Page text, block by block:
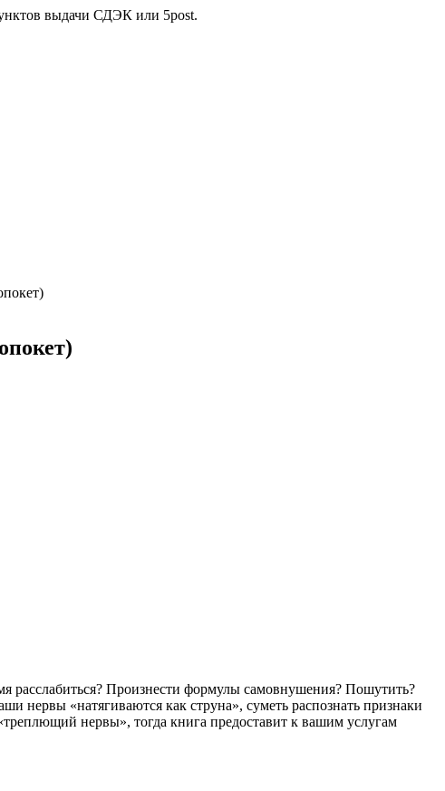
выдачи СДЭК или 5post.
расслабиться? Произнести формулы самовнушения? Пошутить?
нервы «натягиваются как струна», суметь распознать признаки
нервы», тогда книга предоставит к вашим услугам